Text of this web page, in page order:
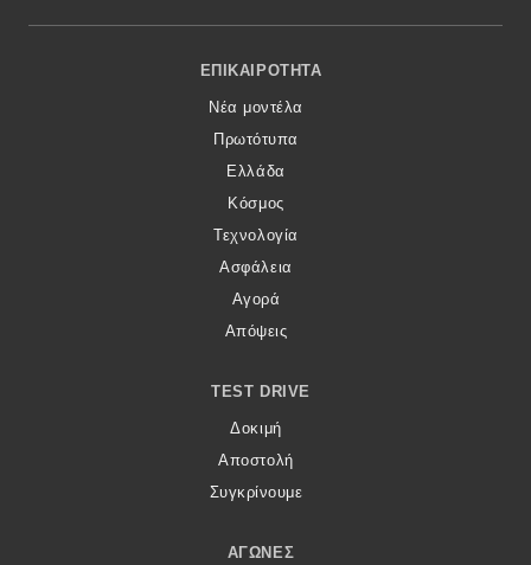
Footer Menu
ΕΠΙΚΑΙΡΌΤΗΤΑ
Νέα μοντέλα
Πρωτότυπα
Ελλάδα
Κόσμος
Τεχνολογία
Ασφάλεια
Αγορά
Απόψεις
TEST DRIVE
Δοκιμή
Αποστολή
Συγκρίνουμε
ΑΓΏΝΕΣ